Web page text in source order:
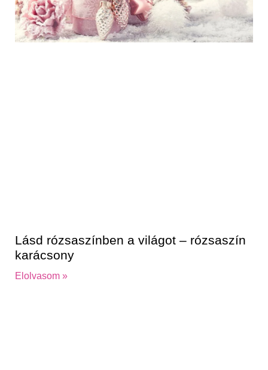
Lásd rózsaszínben a világot – rózsaszín
karácsony
Elolvasom »